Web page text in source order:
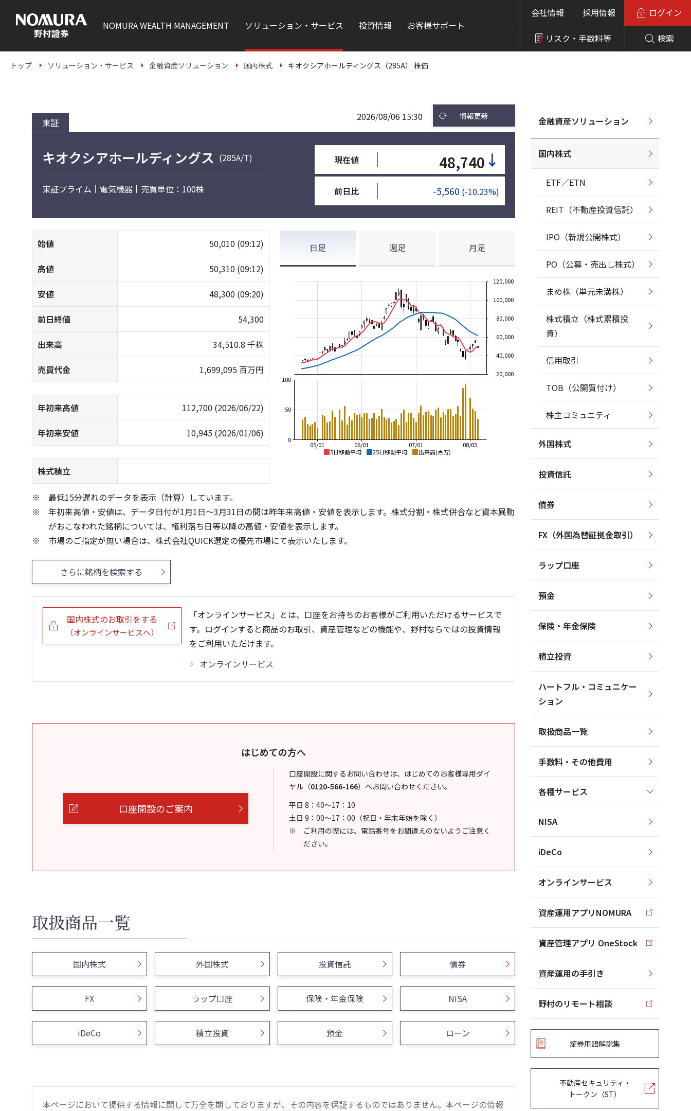
本
NOMURAWEALTH MANAGEMENT ソリューション・サービス 投資情報 お客様サポート
会社情報 採用情報
リスク・ 手数料等 検索
ログイン
トップ ソリューション・サービス 金融資産ソリューション 国内株式 キオクシアホールディングス（285A） 株価
東証 2026/08/06 15:30 情報更新
キオクシアホールディングス (285A/T)
東証プライム 電気機器 売買単位：100株
現在値 48,740 ↓
前日比 -5,560 (-10.23%)
始値 50,010 (09:12)
高値 50,310 (09:12)
安値 48,300 (09:20)
前日終値 54,300
出来高 34,510.8 千株
売買代金 1,699,095 百万円
年初来高値 112,700 (2026/06/22)
年初来安値 10,945 (2026/01/06)
株式積立
日足 週足 月足
5日移動平均 25日移動平均 出来高(百万)
08/03
07/01
06/01
05/01
20,000
40,000
60,000
80,000
100,000
120,000
0
50
100
0
20
0
20
最低15分遅れのデータを表示（計算）しています。
年初来高値・安値は、データ日付が1月1日～3月31日の間は昨年来高値・安値を表示します。株式分割・株式併合など資本異動
がおこなわれた銘柄については、権利落ち日等以降の高値・安値を表示します。
市場のご指定が無い場合は、株式会社QUICK選定の優先市場にて表示いたします。
さらに銘柄を検索する
国内株式のお取引をする
（オンラインサービスへ）
「オンラインサービス」とは、口座をお持ちのお客様がご利用いただけるサービスで
す。ログインすると商品のお取引、資産管理などの機能や、野村ならではの投資情報
をご利用いただけます。
オンラインサービス
はじめての方へ
口座開設のご案内
口座開設に関するお問い合わせは、はじめてのお客様専用ダイ
ヤル （0120-566-166） へお問い合わせください。
平日 8：40～17：10
土日 9：00～17：00（祝日・年末年始を除く）
ご利用の際には、電話番号をお間違えのないようご注意く
ださい。
取扱商品一覧
国内株式 外国株式 投資信託 債券
FX ラップ口座 保険・年金保険 NISA
iDeCo 積立投資 預金 ローン
本ページにおいて提供する情報に関して万全を期しておりますが、その内容を保証するものではありません。本ページの情報
金融資産ソリューション
国内株式
ETF／ETN
REIT（不動産投資信託）
IPO（新規公開株式）
PO（公募・売出し株式）
まめ株（単元未満株）
株式積立（株式累積投
資）
信用取引
TOB（公開買付け）
株主コミュニティ
外国株式
投資信託
債券
FX（外国為替証拠金取引）
ラップ口座
預金
保険・年金保険
積立投資
ハートフル・コミュニケー
ション
取扱商品一覧
手数料・その他費用
各種サービス
NISA
iDeCo
オンラインサービス
資産運用アプリNOMURA
資産管理アプリ OneStock
資産運用の手引き
野村のリモート相談
証券用語解説集
不動産セキュリティ・
トークン（ST）